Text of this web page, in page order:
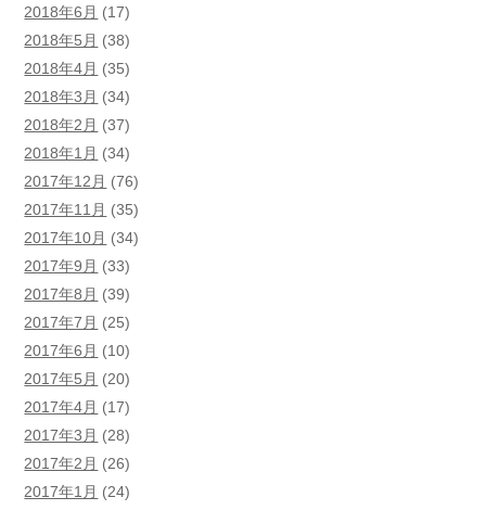
2018年6月 (17)
2018年5月 (38)
2018年4月 (35)
2018年3月 (34)
2018年2月 (37)
2018年1月 (34)
2017年12月 (76)
2017年11月 (35)
2017年10月 (34)
2017年9月 (33)
2017年8月 (39)
2017年7月 (25)
2017年6月 (10)
2017年5月 (20)
2017年4月 (17)
2017年3月 (28)
2017年2月 (26)
2017年1月 (24)